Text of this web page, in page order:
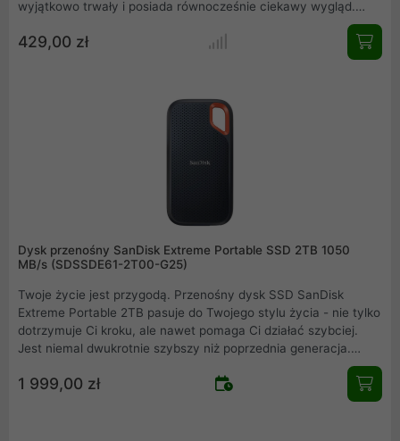
wyjątkowo trwały i posiada równocześnie ciekawy wygląd.
niezasilanych zewnętrznych dysków twardych. Dzięki
prędkościom odczytu i zapisu danych zgodnych z technologią
umożliwia bezpieczne przechowywanie dużych ilości danych.
429,00 zł
Dysk przenośny SanDisk Extreme Portable SSD 2TB 1050
MB/s (SDSSDE61-2T00-G25)
Twoje życie jest przygodą. Przenośny dysk SSD SanDisk
Extreme Portable 2TB pasuje do Twojego stylu życia - nie tylko
dotrzymuje Ci kroku, ale nawet pomaga Ci działać szybciej.
Jest niemal dwukrotnie szybszy niż poprzednia generacja.
Uzyskaj szybką wydajność dysku SSD NVMe z prędkością
odczytu do 1050 MB/s i prędkością zapisu do 1000 MB/s w
przenośnym dysku, który idealnie nadaje się do tworzenia
1 999,00 zł